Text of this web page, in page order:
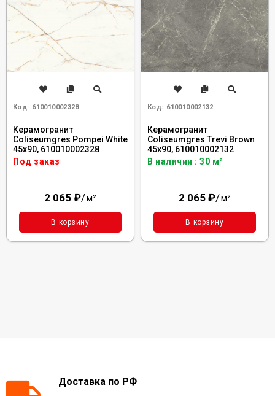
Код: 610010002328
Керамогранит
Coliseumgres Pompei White
45x90, 610010002328
Под заказ
2 065 ₽/м²
В корзину
Код: 610010002132
Керамогранит
Coliseumgres Trevi Brown
45x90, 610010002132
В наличии : 30 м²
2 065 ₽/м²
В корзину
Доставка по РФ